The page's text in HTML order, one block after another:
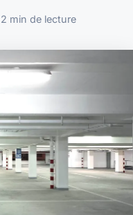
2 min de lecture